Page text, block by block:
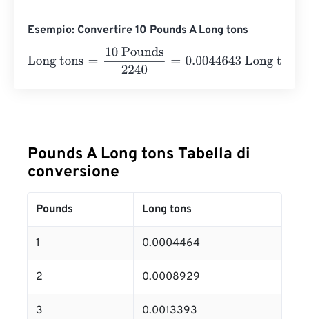
Esempio: Convertire 10 Pounds A Long tons
Long tons
10 Pounds2240= 0.0044643 Long tons
Pounds A Long tons Tabella di
conversione
Pounds Long tons
1 0.0004464
2 0.0008929
3 0.0013393